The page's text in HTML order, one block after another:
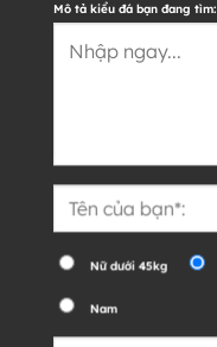
Mô tả kiểu đá bạn đang tìm:
Nữ dưới 45kg
Nam